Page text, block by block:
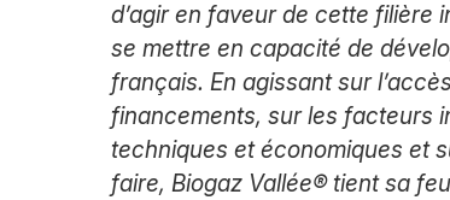
d’agir en faveur de cette filière
se mettre en capacité de
français. En agissant sur
financements, sur les facteurs
techniques et économiques et
faire, Biogaz Vallée® tient sa